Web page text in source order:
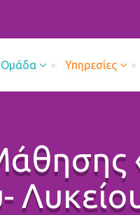
Ομάδα Υπηρεσίες